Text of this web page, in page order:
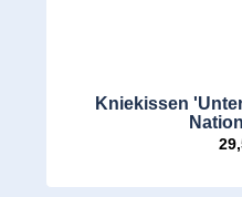
Kniekissen